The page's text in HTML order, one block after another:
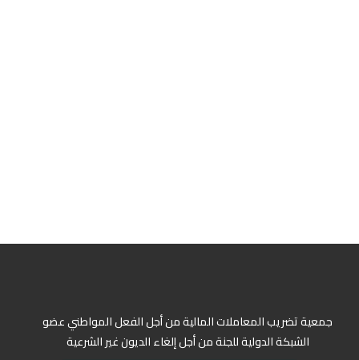
جمعية تضريب المعاملات المالية من أجل الفعل المواطني عضو
الشبكة الدولية للجنة من أجل إلغاء الديون غير الشرعية